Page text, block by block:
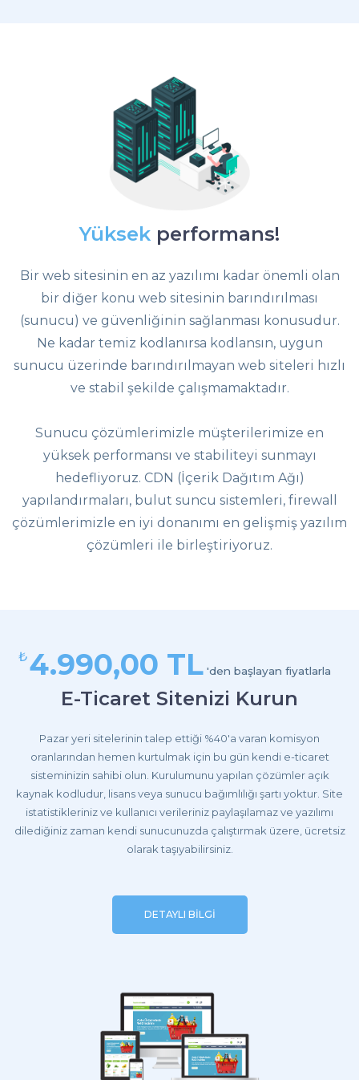
Yüksek performans!
Bir web sitesinin en az yazılımı kadar önemli olan
bir diğer konu web sitesinin barındırılması
(sunucu) ve güvenliğinin sağlanması konusudur.
Ne kadar temiz kodlanırsa kodlansın, uygun
sunucu üzerinde barındırılmayan web siteleri hızlı
ve stabil şekilde çalışmamaktadır.
Sunucu çözümlerimizle müşterilerimize en
yüksek performansı ve stabiliteyi sunmayı
hedefliyoruz. CDN (İçerik Dağıtım Ağı)
yapılandırmaları, bulut suncu sistemleri, firewall
çözümlerimizle en iyi donanımı en gelişmiş yazılım
çözümleri ile birleştiriyoruz.
₺4.990,00 TL 'den başlayan fiyatlarla
E-Ticaret Sitenizi Kurun
Pazar yeri sitelerinin talep ettiği %40'a varan komisyon
oranlarından hemen kurtulmak için bu gün kendi e-ticaret
sisteminizin sahibi olun. Kurulumunu yapılan çözümler açık
kaynak kodludur, lisans veya sunucu bağımlılığı şartı yoktur. Site
istatistikleriniz ve kullanıcı verileriniz paylaşılamaz ve yazılımı
dilediğiniz zaman kendi sunucunuzda çalıştırmak üzere, ücretsiz
olarak taşıyabilirsiniz.
DETAYLI BİLGİ